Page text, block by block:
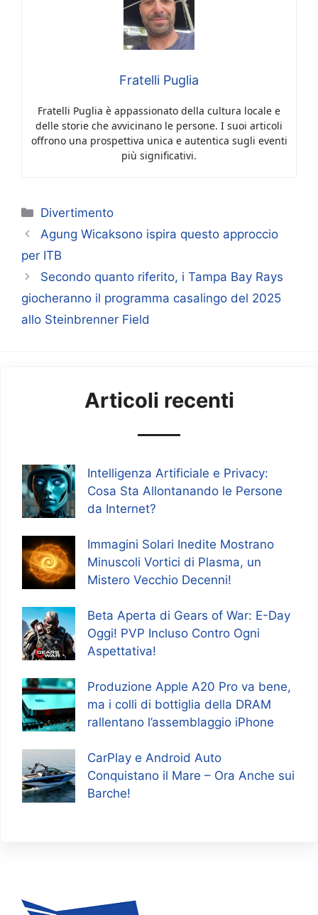
Fratelli Puglia
Fratelli Puglia è appassionato della cultura locale e
delle storie che avvicinano le persone. I suoi articoli
offrono una prospettiva unica e autentica sugli eventi
più significativi.
Categorie
Divertimento
Agung Wicaksono ispira questo approccio
per ITB
Secondo quanto riferito, i Tampa Bay Rays
giocheranno il programma casalingo del 2025
allo Steinbrenner Field
Articoli recenti
Intelligenza Artificiale e Privacy:
Cosa Sta Allontanando le Persone
da Internet?
Immagini Solari Inedite Mostrano
Minuscoli Vortici di Plasma, un
Mistero Vecchio Decenni!
Beta Aperta di Gears of War: E-Day
Oggi! PVP Incluso Contro Ogni
Aspettativa!
Produzione Apple A20 Pro va bene,
ma i colli di bottiglia della DRAM
rallentano l’assemblaggio iPhone
CarPlay e Android Auto
Conquistano il Mare – Ora Anche sui
Barche!